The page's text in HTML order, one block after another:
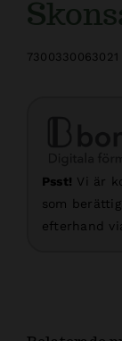
7300330063021
Psst! Vi är
som
efterhand